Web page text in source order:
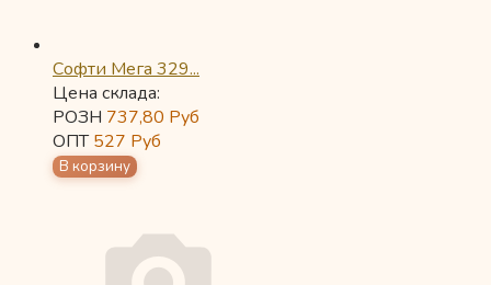
Софти Мега 329...
Цена склада:
РОЗН 737,80 Руб
ОПТ527 Руб